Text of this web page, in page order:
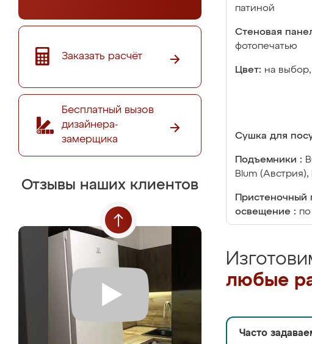
Заказать расчёт
Бесплатный вызов
дизайнера-
замерщика
Отзывы наших клиентов
патиной
Стеновая
фотопечатью
Цвет: на
Сушка для
Подъемники :
Blum
Пристеночный
освещение : по
любые
Часто